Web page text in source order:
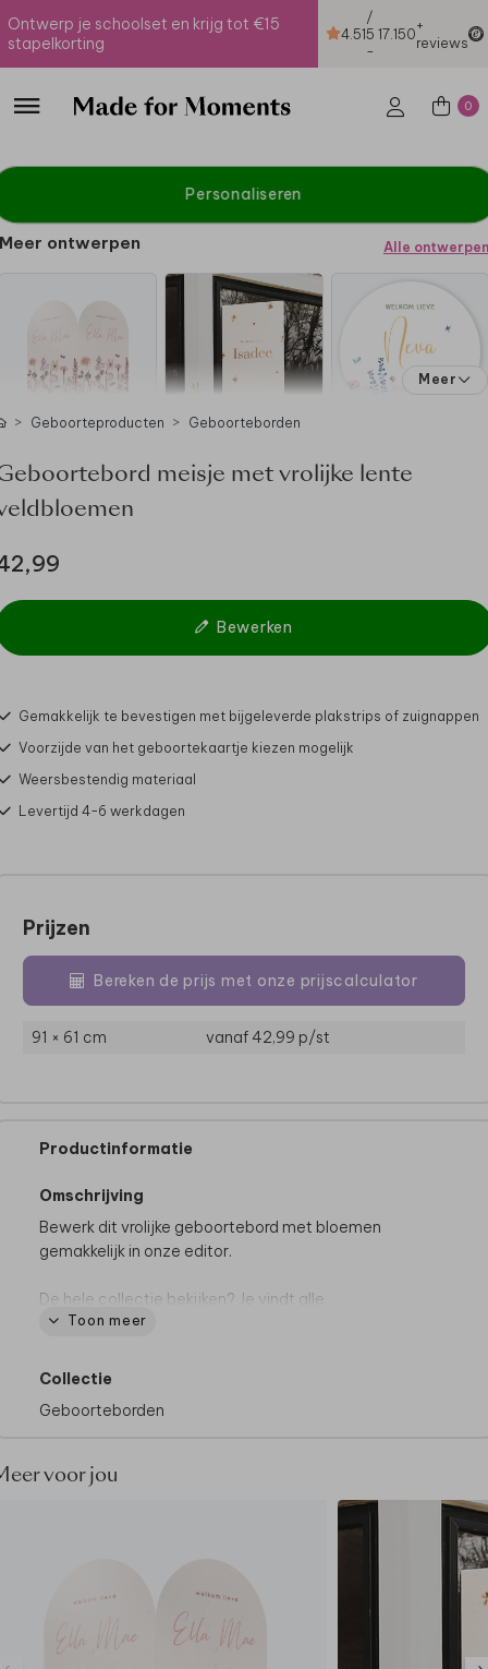
Ontwerp je schoolset en krijg tot €15
stapelkorting
4.51
/
5
-
17.150+
reviews
0
Personaliseren
Meer ontwerpen Alle ontwerpen
Meer
Geboorteproducten Geboorteborden
meisje met vrolijke lente
Bewerken
Gemakkelijk te bevestigen met bijgeleverde plakstrips of zuignappen
Voorzijde van het geboortekaartje kiezen mogelijk
Weersbestendig materiaal
Levertijd 4-6 werkdagen
Prijzen
Bereken de prijs met onze prijscalculator
91 × 61 cm vanaf 42,99 p/st
Productinformatie
Omschrijving
Bewerk dit vrolijke geboortebord met bloemen
gemakkelijk in onze editor.
De hele collectie bekijken? Je vindt alle
geboorteborden
Toon meer
Collectie
Geboorteborden
voor jou